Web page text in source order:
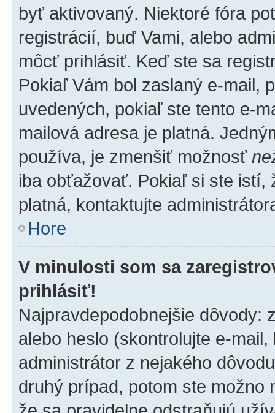
byť aktivovaný. Niektoré fóra
registrácií, buď Vami, alebo
môcť prihlásiť. Keď ste sa
Pokiaľ Vám bol zaslaný e-mail,
uvedených, pokiaľ ste tento e-
mailová adresa je platná.
používa, je zmenšiť možnosť
iba obťažovať. Pokiaľ si ste istí,
platná, kontaktujte
Hore
V minulosti som sa
prihlásiť!
Najpravdepodobnejšie dôvody:
alebo heslo (skontrolujte e-
administrátor z nejakého
druhý prípad, potom ste možno